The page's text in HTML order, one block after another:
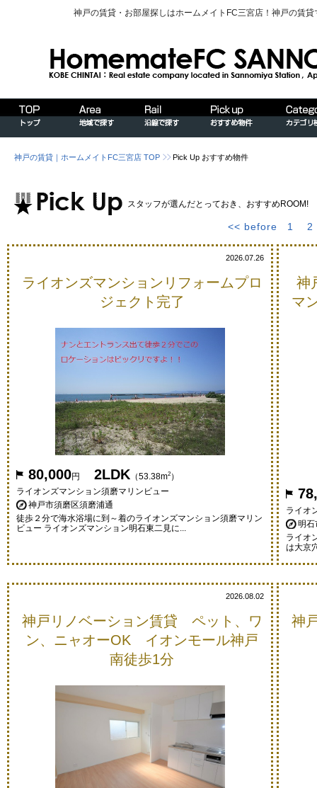
神戸の賃貸・お部屋探しはホームメイトFC三宮店！神戸の賃
神戸の賃貸｜ホームメイトFC三宮店 TOP Pick Up おすすめ物件
スタッフが選んだとっておき、おすすめROOM!
<< before 1 2
2026.07.26
ライオンズマンションリフォームプロ
ジェクト完了
80,000円 2LDK （53.38m2 ）
ライオンズマンション須磨マリンビュー
神戸市須磨区須磨浦通
徒歩２分で海水浴場に到～着のライオンズマンション須磨マリン
ビュー ライオンズマンション明石東二見に...
神
マ
ライオ
明石
ライオ
は大京
2026.08.02
神戸リノベーション賃貸 ペット、ワ
ン、ニャオーOK イオンモール神戸
南徒歩1分
神